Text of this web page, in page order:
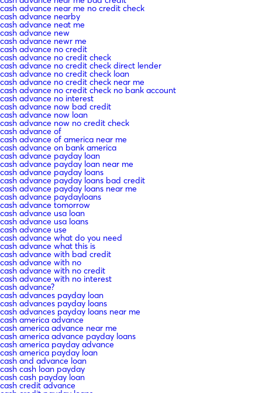
cash advance near me no credit check
cash advance nearby
cash advance neat me
cash advance new
cash advance newr me
cash advance no credit
cash advance no credit check
cash advance no credit check direct lender
cash advance no credit check loan
cash advance no credit check near me
cash advance no credit check no bank account
cash advance no interest
cash advance now bad credit
cash advance now loan
cash advance now no credit check
cash advance of
cash advance of america near me
cash advance on bank america
cash advance payday loan
cash advance payday loan near me
cash advance payday loans
cash advance payday loans bad credit
cash advance payday loans near me
cash advance paydayloans
cash advance tomorrow
cash advance usa loan
cash advance usa loans
cash advance use
cash advance what do you need
cash advance what this is
cash advance with bad credit
cash advance with no
cash advance with no credit
cash advance with no interest
cash advance?
cash advances payday loan
cash advances payday loans
cash advances payday loans near me
cash america advance
cash america advance near me
cash america advance payday loans
cash america payday advance
cash america payday loan
cash and advance loan
cash cash loan payday
cash cash payday loan
cash credit advance